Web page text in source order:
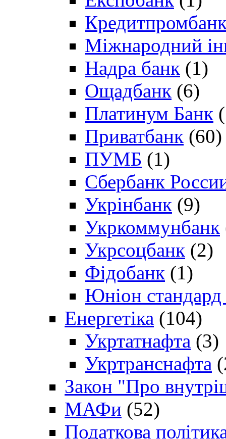
Міжнародний
Надра банк (1)
Ощадбанк (6)
Платинум Банк
Приватбанк (60)
ПУМБ (1)
Сбербанк
Укрінбанк (9)
Укркоммунбанк
Укрсоцбанк (2)
Фідобанк (1)
Юніон стандард
Енергетіка (104)
Укртатнафта (3)
Укртранснафта
Закон "Про
МАФи (52)
Податкова